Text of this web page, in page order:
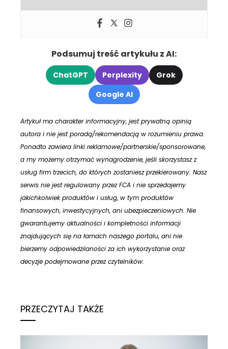
Podsumuj treść artykułu z AI:
ChatGPT Perplexity
Grok
Google AI
Artykuł ma charakter informacyjny, jest prywatną opinią
autora i nie jest poradą/rekomendacją w rozumieniu prawa.
Ponadto zawiera linki reklamowe/partnerskie/sponsorowane,
a my możemy otrzymać wynagrodzenie, jeśli skorzystasz z
usług firm trzecich, do których zostaniesz przekierowany. Nasz
serwis nie jest regulowany przez FCA i nie sprzedajemy
jakichkolwiek produktów i usług, w tym produktów
finansowych, inwestycyjnych, ani ubezpieczeniowych. Nie
gwarantujemy aktualności i kompletności informacji
znajdujących się na łamach naszego portalu, ani nie
bierzemy odpowiedzilaności za ich wykorzystanie oraz
decyzje podejmowane przez czytelników.
PRZECZYTAJ TAKŻE